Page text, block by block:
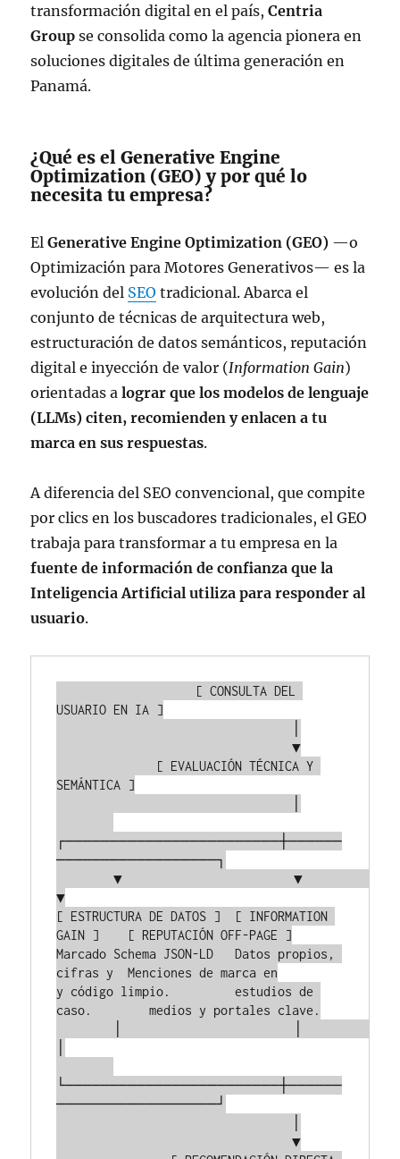
transformación digital en el país,Centria
Group se consolida como la agencia pionera en
soluciones digitales de última generación en
Panamá.
¿Qué es el Generative Engine
Optimization (GEO) y por qué lo
necesita tu empresa?
ElGenerative Engine Optimization (GEO) —o
Optimización para Motores Generativos— es la
evolución del SEO tradicional. Abarca el
conjunto de técnicas de arquitectura web,
estructuración de datos semánticos, reputación
digital e inyección de valor (Information Gain)
orientadas alograr que los modelos de lenguaje
(LLMs) citen, recomienden y enlacen a tu
marca en sus respuestas.
A diferencia del SEO convencional, que compite
por clics en los buscadores tradicionales, el GEO
trabaja para transformar a tu empresa en la
fuente de información de confianza que la
Inteligencia Artificial utiliza para responder al
usuario.
USUARIO EN IA ]
                                 ▼
SEMÁNTICA ]
┌────────────────────────┼──────
──────────────────┐
        ▼                        ▼
▼
[ ESTRUCTURA DE DATOS ]  [ INFORMATION
GAIN ]    [ REPUTACIÓN OFF-PAGE ]
Marcado Schema JSON-LD   Datos propios,
cifras y  Menciones de marca en
y código limpio.         estudios de
caso.        medios y portales clave.
└────────────────────────┼──────
──────────────────┘
                                 ▼